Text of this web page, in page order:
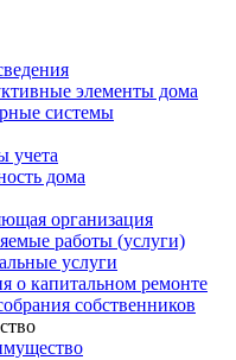
элементы дома
системы
учета
дома
организация
работы (услуги)
услуги
о капитальном ремонте
собственников